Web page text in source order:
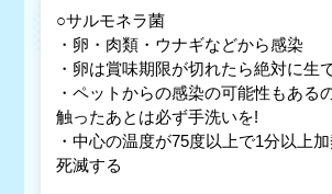
○サルモネラ菌
・卵・肉類・ウナギなどから感染
・卵は賞味期限が切れたら絶対に生
・ペットからの感染の可能性もある
触ったあとは必ず手洗いを!
・中心の温度が75度以上で1分以上
死滅する